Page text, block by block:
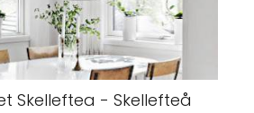
Skelleftea - Skellefteå